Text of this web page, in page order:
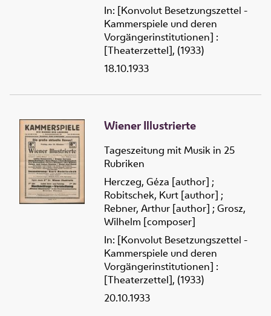
In: [Konvolut Besetzungszettel -
Kammerspiele und deren
Vorgängerinstitutionen] :
[Theaterzettel], (1933)
18.10.1933
Wiener Illustrierte
Tageszeitung mit Musik in 25
Rubriken
Herczeg, Géza [author] ;
Robitschek, Kurt [author] ;
Rebner, Arthur [author] ; Grosz,
Wilhelm [composer]
In: [Konvolut Besetzungszettel -
Kammerspiele und deren
Vorgängerinstitutionen] :
[Theaterzettel], (1933)
20.10.1933